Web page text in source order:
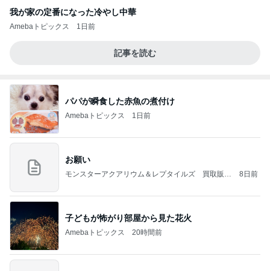
我が家の定番になった冷やし中華
Amebaトピックス 1日前
記事を読む
パパが瞬食した赤魚の煮付け
Amebaトピックス 1日前
お願い
モンスターアクアリウム＆レプタイルズ 買取販売
8日前
子どもが怖がり部屋から見た花火
Amebaトピックス 20時間前